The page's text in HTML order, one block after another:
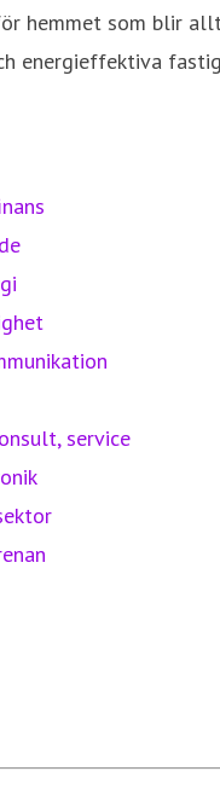
hemmet som blir
energieffektiva
service